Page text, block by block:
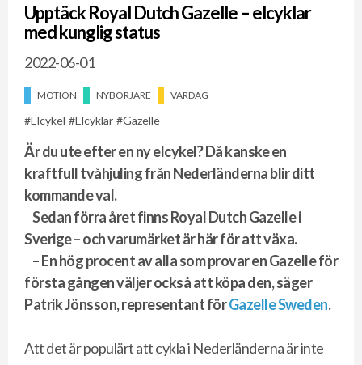
Upptäck Royal Dutch Gazelle – elcyklar
med kunglig status
2022-06-01
MOTION NYBÖRJARE VARDAG
Elcykel Elcyklar Gazelle
Är du ute efter en ny elcykel? Då kanske en
kraftfull tvåhjuling från Nederländerna blir ditt
kommande val.
Sedan förra året finns Royal Dutch Gazelle i
Sverige – och varumärket är här för att växa.
– En hög procent av alla som provar en Gazelle för
första gången väljer också att köpa den, säger
Patrik Jönsson, representant förGazelle Sweden.
Att det är populärt att cykla i Nederländerna är inte